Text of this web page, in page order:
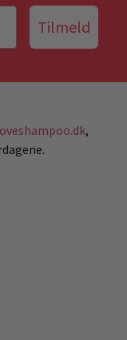
Tilmeld
,